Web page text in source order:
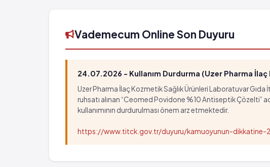
Vademecum Online Son Duyuru
24.07.2026 - Kullanım Durdurma (Uzer Pharma
Uzer Pharma İlaç Kozmetik Sağlık Ürünleri Laboratuvar
ruhsatı alınan “Ceomed Povidone %10 Antiseptik Çözelti”
kullanımının durdurulması önem arz etmektedir.
https://www.titck.gov.tr/duyuru/kamuoyunun-dikkatine-